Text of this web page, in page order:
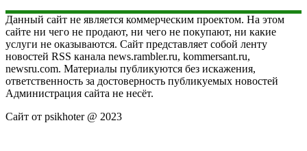
Данный сайт не является коммерческим проектом. На этом
сайте ни чего не продают, ни чего не покупают, ни какие
услуги не оказываются. Сайт представляет собой ленту
новостей RSS канала news.rambler.ru, kommersant.ru,
newsru.com. Материалы публикуются без искажения,
ответственность за достоверность публикуемых новостей
Администрация сайта не несёт.
Сайт от psikhoter @ 2023